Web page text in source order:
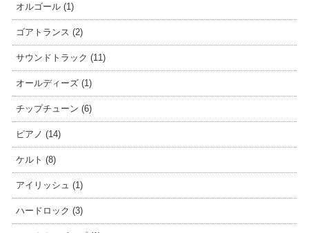
オルゴール (1)
ゴアトランス (2)
サウンドトラック (11)
オールディーズ (1)
チップチューン (6)
ピアノ (14)
ケルト (8)
アイリッシュ (1)
ハードロック (3)